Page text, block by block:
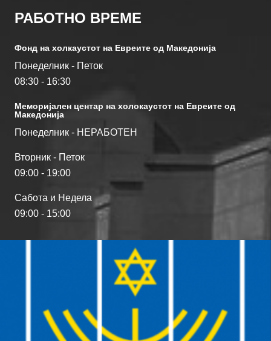
РАБОТНО ВРЕМЕ
Фонд на холкаустот на Евреите од Македониjа
Понеделник - Петок
08:30 - 16:30
Меморијален центар на холокаустот на Евреите од
Македонија
Понеделник - НЕРАБОТЕН
Вторник - Петок
09:00 - 19:00
Сабота и Недела
09:00 - 15:00